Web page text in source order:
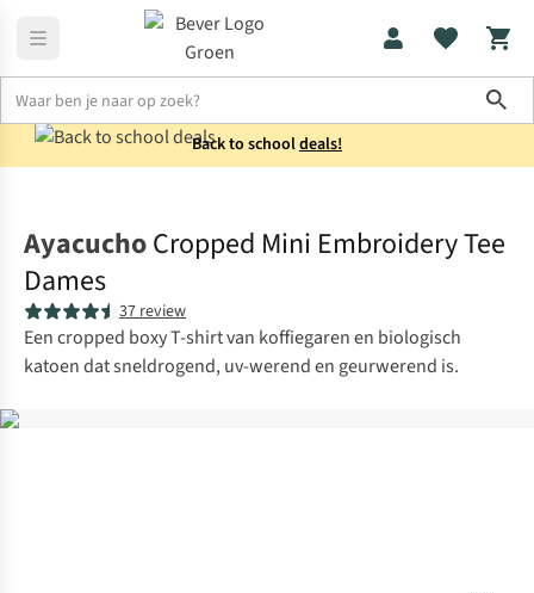
Back to schooldeals!
AyacuchoCropped Mini Embroidery Tee
Dames
37 review
Een cropped boxy T-shirt van koffiegaren en biologisch
katoen dat sneldrogend, uv-werend en geurwerend is.